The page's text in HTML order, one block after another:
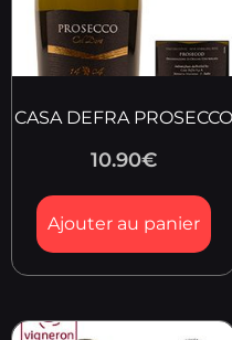
CASA DEFRA PROSECCO
10.90€
Ajouter au panier